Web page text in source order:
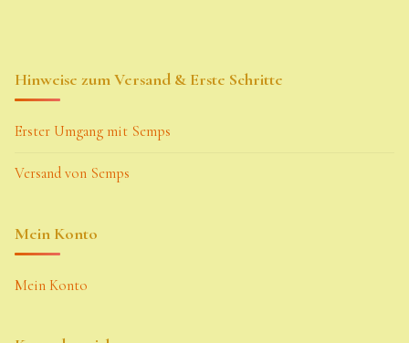
Hinweise zum Versand & Erste Schritte
Erster Umgang mit Semps
Versand von Semps
Mein Konto
Mein Konto